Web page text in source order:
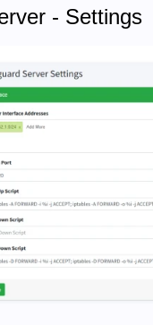
- Settings